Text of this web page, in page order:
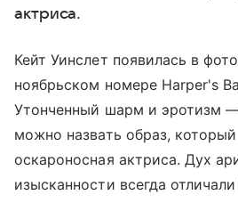
актриса.
Кейт Уинслет появилась в
ноябрьском номере Harper's
Утонченный шарм и эротизм
можно назвать образ,
оскароносная актриса. Дух
изысканности всегда